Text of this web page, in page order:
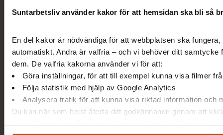
Suntarbetsliv använder kakor för att hemsidan ska bli så
En del kakor är nödvändiga för att webbplatsen ska
automatiskt. Andra är valfria – och vi behöver ditt samtycke
dem. De valfria kakorna använder vi för att:
Göra inställningar, för att till exempel kunna visa filmer
Följa statistik med hjälp av Google Analytics
Analysera trafik för att kunna visa riktad information och
Du kan när som helst återta ditt godkännande genom att
Kränkande särbehandling
Om OSA 20 min
Få koll på OSA